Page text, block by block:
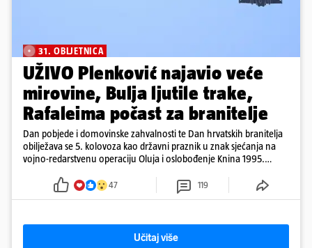
31. OBLJETNICA
UŽIVO Plenković najavio veće
mirovine, Bulja ljutile trake,
Rafaleima počast za branitelje
Dan pobjede i domovinske zahvalnosti te Dan hrvatskih branitelja
obilježava se 5. kolovoza kao državni praznik u znak sjećanja na
vojno-redarstvenu operaciju Oluja i oslobođenje Knina 1995.
47 119
Učitaj više